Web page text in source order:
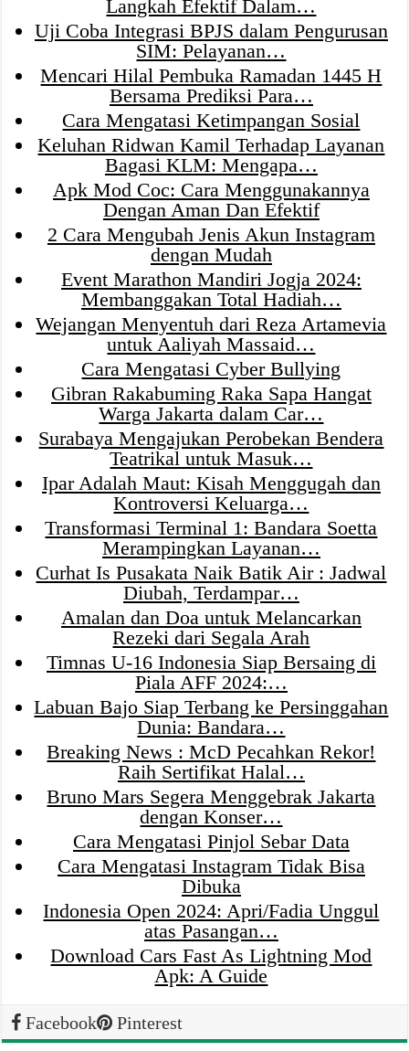
Langkah Efektif Dalam…
Uji Coba Integrasi BPJS dalam Pengurusan
SIM: Pelayanan…
Mencari Hilal Pembuka Ramadan 1445 H
Bersama Prediksi Para…
Cara Mengatasi Ketimpangan Sosial
Keluhan Ridwan Kamil Terhadap Layanan
Bagasi KLM: Mengapa…
Apk Mod Coc: Cara Menggunakannya
Dengan Aman Dan Efektif
2 Cara Mengubah Jenis Akun Instagram
dengan Mudah
Event Marathon Mandiri Jogja 2024:
Membanggakan Total Hadiah…
Wejangan Menyentuh dari Reza Artamevia
untuk Aaliyah Massaid…
Cara Mengatasi Cyber Bullying
Gibran Rakabuming Raka Sapa Hangat
Warga Jakarta dalam Car…
Surabaya Mengajukan Perobekan Bendera
Teatrikal untuk Masuk…
Ipar Adalah Maut: Kisah Menggugah dan
Kontroversi Keluarga…
Transformasi Terminal 1: Bandara Soetta
Merampingkan Layanan…
Curhat Is Pusakata Naik Batik Air : Jadwal
Diubah, Terdampar…
Amalan dan Doa untuk Melancarkan
Rezeki dari Segala Arah
Timnas U-16 Indonesia Siap Bersaing di
Piala AFF 2024:…
Labuan Bajo Siap Terbang ke Persinggahan
Dunia: Bandara…
Breaking News : McD Pecahkan Rekor!
Raih Sertifikat Halal…
Bruno Mars Segera Menggebrak Jakarta
dengan Konser…
Cara Mengatasi Pinjol Sebar Data
Cara Mengatasi Instagram Tidak Bisa
Dibuka
Indonesia Open 2024: Apri/Fadia Unggul
atas Pasangan…
Download Cars Fast As Lightning Mod
Apk: A Guide
Facebook Pinterest